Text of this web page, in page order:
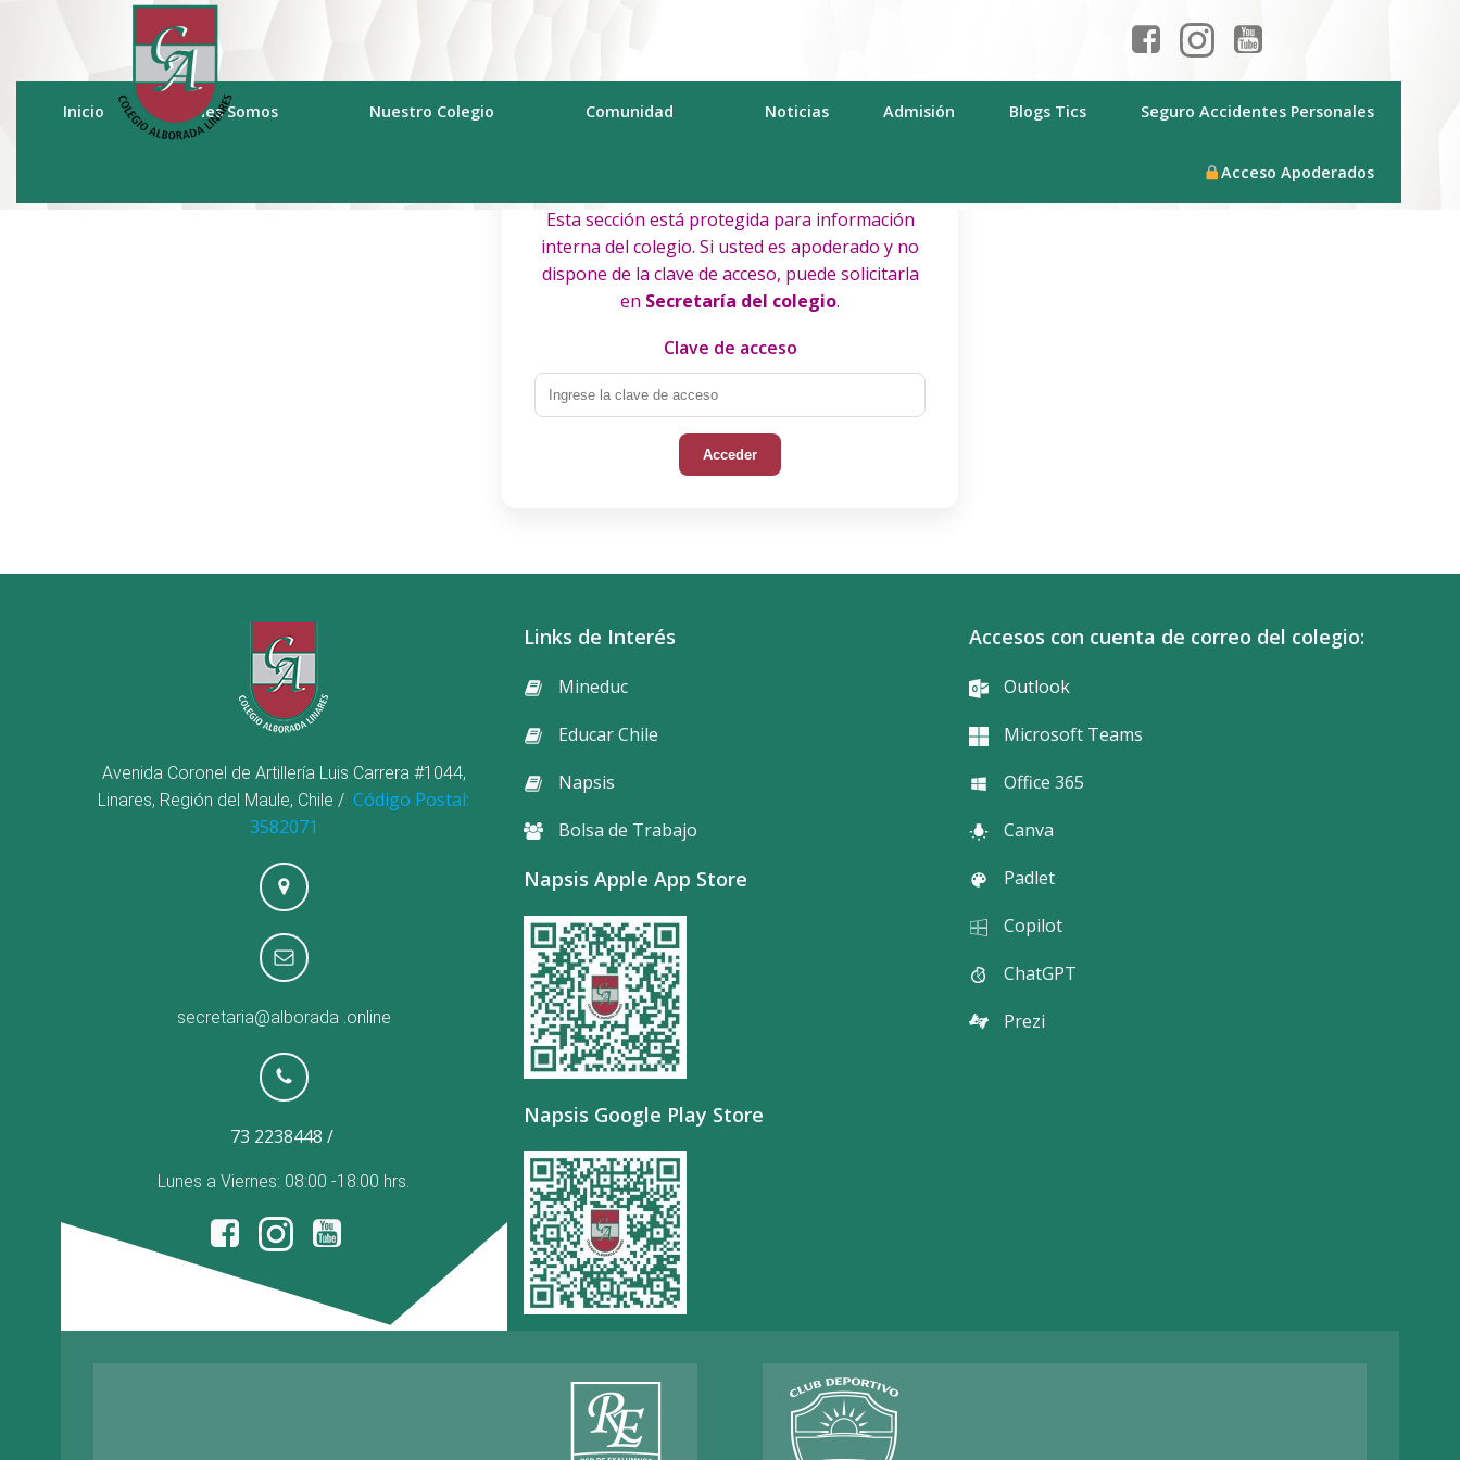
Inicio Quiénes Somos Nuestro Colegio Comunidad Noticias Admisión Blogs Tics Seguro Accidentes Personales
Acceso Apoderados
Esta sección está protegida para información
interna del colegio. Si usted es apoderado y no
dispone de la clave de acceso, puede solicitarla
en Secretaría del colegio.
Clave de acceso
Avenida Coronel de Artillería Luis Carrera #1044,
Linares, Región del Maule, Chile / Código Postal:
3582071
secretaria@alborada .online
73 2238448 /
Lunes a Viernes: 08:00 -18:00 hrs.
Links de Interés
Mineduc
Educar Chile
Napsis
Bolsa de Trabajo
Napsis Apple App Store
Napsis Google Play Store
Accesos con cuenta de correo del colegio:
Outlook
Microsoft Teams
Office 365
Canva
Padlet
Copilot
ChatGPT
Prezi